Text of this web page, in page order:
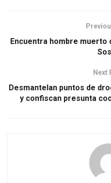
Encuentra hombre muerto
Next
Desmantelan puntos de
y confiscan presunta